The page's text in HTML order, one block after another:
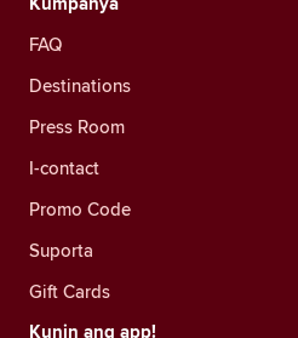
FAQ
Destinations
Press Room
I-contact
Promo Code
Suporta
Gift Cards
Kunin ang app!